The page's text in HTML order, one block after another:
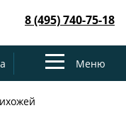
8 (495) 740-75-18
ToggleМеню